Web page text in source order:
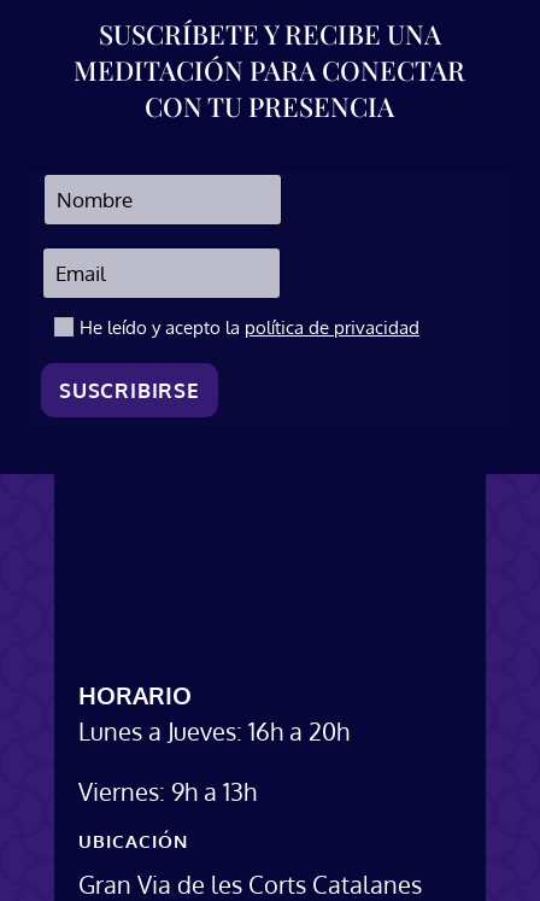
SUSCRÍBETE Y RECIBE UNA
MEDITACIÓN PARA CONECTAR
CON TU PRESENCIA
He leído y acepto la política de privacidad.
SUSCRIBIRSE
HORARIO
Lunes a Jueves: 16h a 20h
Viernes: 9h a 13h
UBICACIÓN
Gran Via de les Corts Catalanes